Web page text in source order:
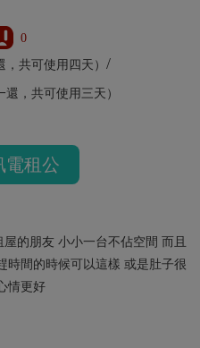
0
，共可使用四天） /
還，共可使用三天）
電租公
的朋友 小小一台不佔空間 而且
時間的時候可以這樣 或是肚子很
情更好